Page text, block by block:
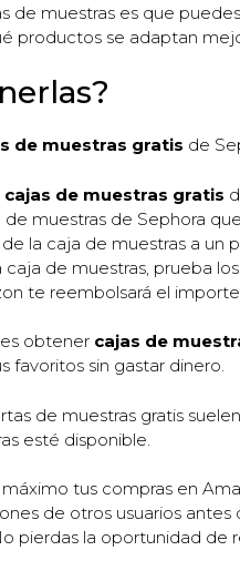
de muestras es que
productos se adaptan
de muestras gratis de
cajas de muestras gratis
muestras de Sephora
la caja de muestras a un
caja de muestras, prueba
te reembolsará el
obtener cajas de
favoritos sin gastar dinero.
de muestras gratis
esté disponible.
tus compras en
de otros usuarios
pierdas la oportunidad de